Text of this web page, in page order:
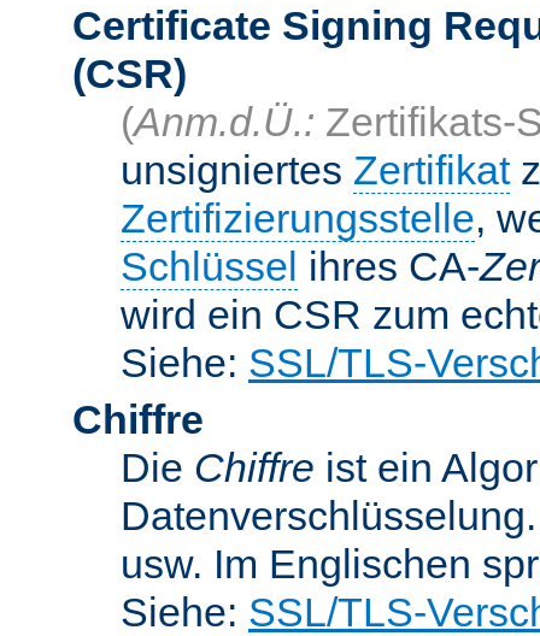
Certificate Signing
(CSR)
(Anm.d.Ü.: Zertifikats-
unsigniertes Zertifikat
Zertifizierungsstelle,
Schlüssel ihres CA-
wird ein CSR zum
Siehe: SSL/TLS-
Chiffre
Die Chiffre ist ein
usw. Im Englischen
Siehe: SSL/TLS-